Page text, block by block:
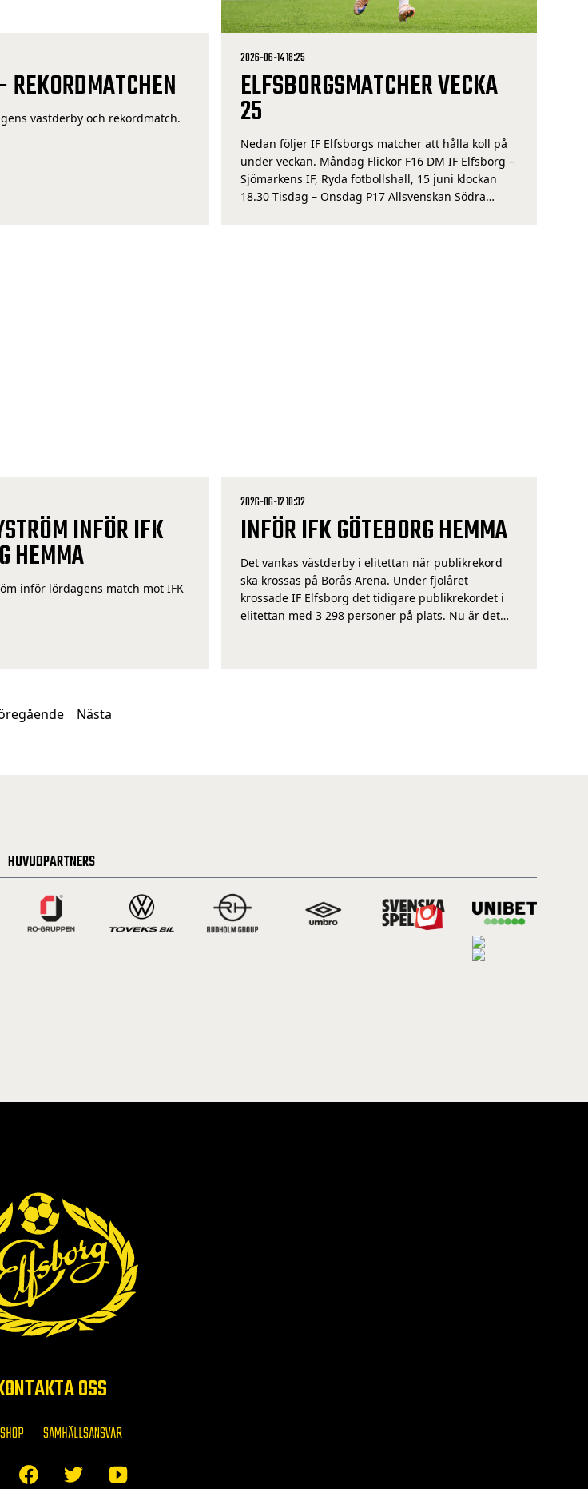
REKORDMATCHEN
västderby och rekordmatch.
2026-06-14 18:25
ELFSBORGSMATCHER VECKA
25
Nedan följer IF Elfsborgs matcher att hålla koll på
under veckan. Måndag Flickor F16 DM IF Elfsborg –
Sjömarkens IF, Ryda fotbollshall, 15 juni klockan
18.30 Tisdag – Onsdag P17 Allsvenskan Södra
INFÖR IFK
HEMMA
inför lördagens match mot IFK
2026-06-12 10:32
INFÖR IFK GÖTEBORG HEMMA
Det vankas västderby i elitettan när publikrekord
ska krossas på Borås Arena. Under fjolåret
krossade IF Elfsborg det tidigare publikrekordet i
elitettan med 3 298 personer på plats. Nu är det
Nästa
HUVUDPARTNERS
OSS
SAMHÄLLSANSVAR